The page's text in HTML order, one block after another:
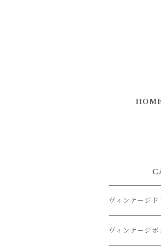
ヴィンテージド
オーバーダイド
ヴィンテージボ